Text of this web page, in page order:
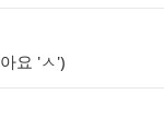
요 'ㅅ')